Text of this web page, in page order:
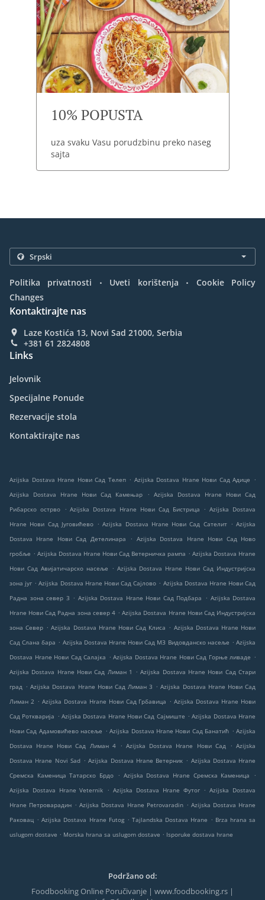
10% POPUSTA
uza svaku Vasu porudzbinu preko naseg
sajta
Politika privatnosti . Uveti korištenja .
Cookie Policy
Changes
Kontaktirajte nas
Laze Kostića 13, Novi Sad 21000, Serbia
+381 61 2824808
Links
Jelovnik
Specijalne Ponude
Rezervacije stola
Kontaktirajte nas
Azijska Dostava Hrane Нови Сад Телеп . Azijska Dostava Hrane Нови Сад Адице
.
Azijska Dostava Hrane Нови Сад Камењар
. Azijska Dostava Hrane Нови Сад
Рибарско острво
. Azijska Dostava Hrane Нови Сад Бистрица . Azijska Dostava
Hrane Нови Сад Југовићево . Azijska Dostava Hrane Нови Сад Сателит . Azijska
Dostava Hrane Нови Сад Детелинара
. Azijska Dostava Hrane Нови Сад Ново
гробље . Azijska Dostava Hrane Нови Сад Ветерничка рампа . Azijska Dostava Hrane
Нови Сад Авијатичарско насеље
. Azijska Dostava Hrane Нови Сад Индустријска
зона југ . Azijska Dostava Hrane Нови Сад Сајлово . Azijska Dostava Hrane Нови Сад
Радна зона север 3 . Azijska Dostava Hrane Нови Сад Подбара . Azijska Dostava
Hrane Нови Сад Радна зона север 4 . Azijska Dostava Hrane Нови Сад Индустријска
зона Север . Azijska Dostava Hrane Нови Сад Клиса . Azijska Dostava Hrane Нови
Сад Слана бара . Azijska Dostava Hrane Нови Сад МЗ Видовданско насеље . Azijska
Dostava Hrane Нови Сад Салајка . Azijska Dostava Hrane Нови Сад Горње ливаде .
Azijska Dostava Hrane Нови Сад Лиман 1
. Azijska Dostava Hrane Нови Сад Стари
град . Azijska Dostava Hrane Нови Сад Лиман 3 . Azijska Dostava Hrane Нови Сад
Лиман 2 . Azijska Dostava Hrane Нови Сад Грбавица . Azijska Dostava Hrane Нови
Сад Роткварија . Azijska Dostava Hrane Нови Сад Сајмиште . Azijska Dostava Hrane
Нови Сад Адамовићево насеље . Azijska Dostava Hrane Нови Сад Банатић . Azijska
Dostava Hrane Нови Сад Лиман 4
. Azijska Dostava Hrane Нови Сад . Azijska
Dostava Hrane Novi Sad . Azijska Dostava Hrane Ветерник . Azijska Dostava Hrane
Сремска Каменица Татарско Брдо
. Azijska Dostava Hrane Сремска Каменица
.
Azijska Dostava Hrane Veternik
. Azijska Dostava Hrane Футог . Azijska Dostava
Hrane Петроварадин . Azijska Dostava Hrane Petrovaradin . Azijska Dostava Hrane
Раковац . Azijska Dostava Hrane Futog . Tajlandska Dostava Hrane . Brza hrana sa
uslugom dostave . Morska hrana sa uslugom dostave . Isporuke dostava hrane
Podržano od:
Foodbooking Online Poručivanje | www.foodbooking.rs |